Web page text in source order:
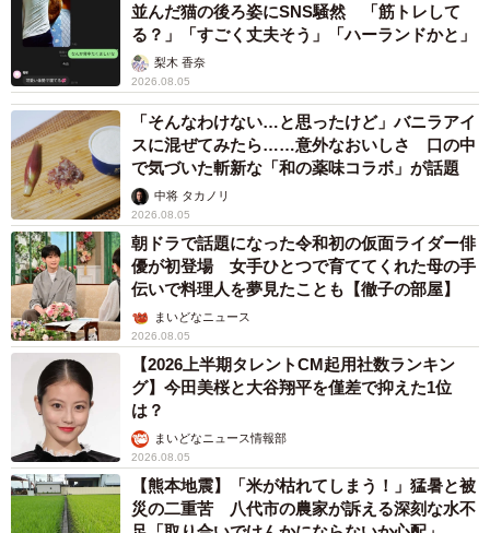
並んだ猫の後ろ姿にSNS騒然 「筋トレして
る？」「すごく丈夫そう」「ハーランドかと」
梨木 香奈
2026.08.05
「そんなわけない…と思ったけど」バニラアイ
スに混ぜてみたら……意外なおいしさ 口の中
で気づいた斬新な「和の薬味コラボ」が話題
中将 タカノリ
2026.08.05
朝ドラで話題になった令和初の仮面ライダー俳
優が初登場 女手ひとつで育ててくれた母の手
伝いで料理人を夢見たことも【徹子の部屋】
まいどなニュース
2026.08.05
【2026上半期タレントCM起用社数ランキン
グ】今田美桜と大谷翔平を僅差で抑えた1位
は？
まいどなニュース情報部
2026.08.05
【熊本地震】「米が枯れてしまう！」猛暑と被
災の二重苦 八代市の農家が訴える深刻な水不